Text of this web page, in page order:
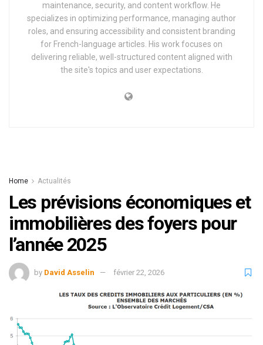
maintenance, security, and content workflow. He
specializes in optimizing performance, managing author
roles, and ensuring accessibility and consistent branding
for French-language articles. His work focuses on
delivering reliable, well-structured content aligned with
the site's topics and user expectations.
Home Actualités
Les prévisions économiques et
immobilières des foyers pour
l’année 2025
by David Asselin février 22, 2026